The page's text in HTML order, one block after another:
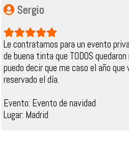
Sergio
Le contratamos para un evento
de buena tinta que TODOS
puedo decir que me caso el año que
reservado el día.
Evento: Evento de navidad
Lugar: Madrid